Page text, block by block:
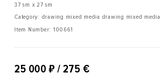
37 sm x 27 sm
Category: drawing mixed media drawing mixed media
Item Number: 100661
25 000 ₽ / 275 €